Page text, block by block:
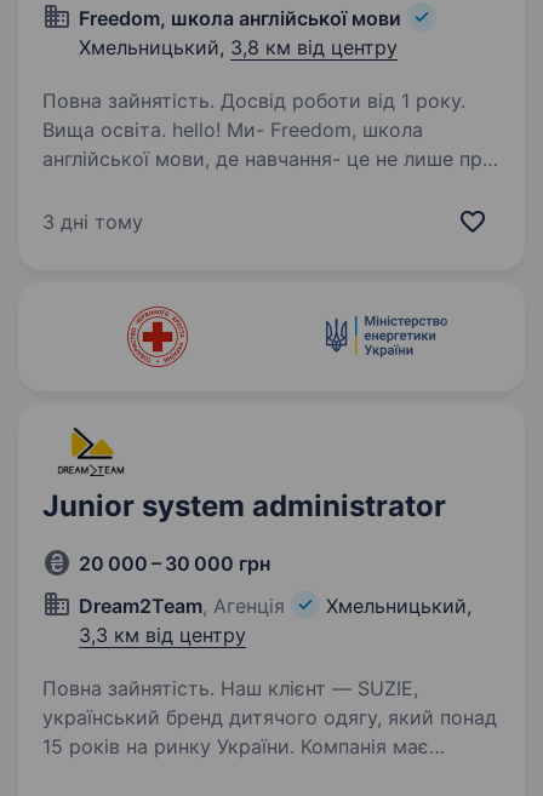
Freedom, школа англійської мови
Хмельницький, 3,8 км від центру
Повна зайнятість. Досвід роботи від 1 року.
Вища освіта. hello! Ми- Freedom, школа
англійської мови, де навчання- це не лише про
та справжню свободу у спілкуванні.
3 дні тому
Junior system administrator
20 000 – 30 000 грн
Dream2Team, Агенція
Хмельницький,
3,3 км від центру
Повна зайнятість. Наш клієнт — SUZIE,
український бренд дитячого одягу, який понад
15 років на ринку України. Компанія має